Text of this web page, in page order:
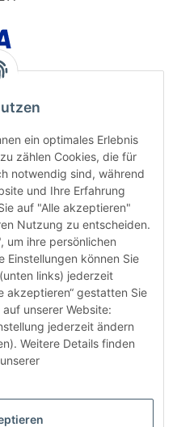
ein optimales Erlebnis
zählen Cookies, die für
notwendig sind, während
und Ihre Erfahrung
auf "Alle akzeptieren"
Nutzung zu entscheiden.
um ihre persönlichen
Einstellungen können Sie
links) jederzeit
akzeptieren“ gestatten Sie
unserer Website:
jederzeit ändern
Weitere Details finden